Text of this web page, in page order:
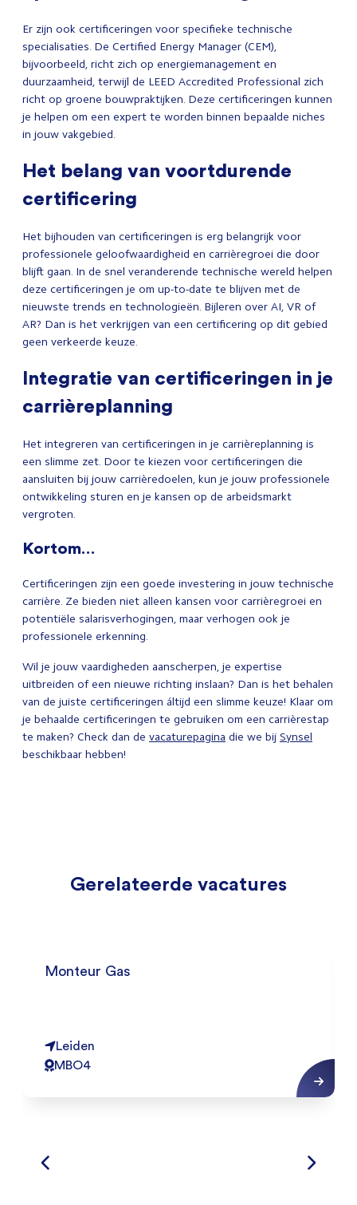
Er zijn ook certificeringen voor specifieke technische
specialisaties. De Certified Energy Manager (CEM),
bijvoorbeeld, richt zich op energiemanagement en
duurzaamheid, terwijl de LEED Accredited Professional zich
richt op groene bouwpraktijken. Deze certificeringen kunnen
je helpen om een expert te worden binnen bepaalde niches
in jouw vakgebied.
Het belang van voortdurende
certificering
Het bijhouden van certificeringen is erg belangrijk voor
professionele geloofwaardigheid en carrièregroei die door
blijft gaan. In de snel veranderende technische wereld helpen
deze certificeringen je om up-to-date te blijven met de
nieuwste trends en technologieën. Bijleren over AI, VR of
AR? Dan is het verkrijgen van een certificering op dit gebied
geen verkeerde keuze.
Integratie van certificeringen in je
carrièreplanning
Het integreren van certificeringen in je carrièreplanning is
een slimme zet. Door te kiezen voor certificeringen die
aansluiten bij jouw carrièredoelen, kun je jouw professionele
ontwikkeling sturen en je kansen op de arbeidsmarkt
vergroten.
Kortom…
Certificeringen zijn een goede investering in jouw technische
carrière. Ze bieden niet alleen kansen voor carrièregroei en
potentiële salarisverhogingen, maar verhogen ook je
professionele erkenning.
Wil je jouw vaardigheden aanscherpen, je expertise
uitbreiden of een nieuwe richting inslaan? Dan is het behalen
van de juiste certificeringen áltijd een slimme keuze! Klaar om
je behaalde certificeringen te gebruiken om een carrièrestap
te maken? Check dan de vacaturepagina die we bij Synsel
beschikbaar hebben!
Gerelateerde vacatures
Monteur Gas
Leiden
MBO4